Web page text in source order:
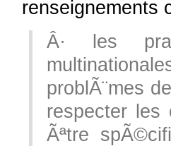
renseignements
Â· les
problÃ¨mes
respecter les
Ãªtre